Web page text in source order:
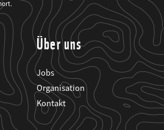
Über uns
Jobs
Organisation
Kontakt